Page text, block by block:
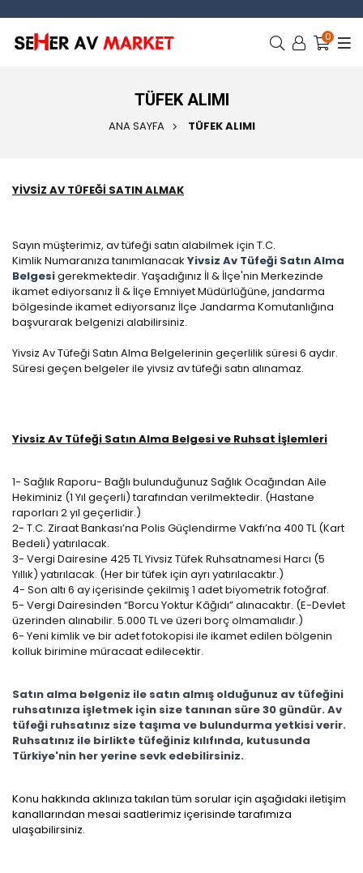
0
TÜFEK ALIMI
ANA SAYFA TÜFEK ALIMI
YİVSİZ AV TÜFEĞİ SATIN ALMAK
Sayın müşterimiz, av tüfeği satın alabilmek için T.C.
Kimlik Numaranıza tanımlanacak Yivsiz Av Tüfeği Satın Alma
Belgesigerekmektedir. Yaşadığınız İl & İlçe'nin Merkezinde
ikamet ediyorsanız İl & İlçe Emniyet Müdürlüğüne, jandarma
bölgesinde ikamet ediyorsanız İlçe Jandarma Komutanlığına
başvurarak belgenizi alabilirsiniz.
Yivsiz Av Tüfeği Satın Alma Belgelerinin geçerlilik süresi 6 aydır.
Süresi geçen belgeler ile yivsiz av tüfeği satın alınamaz.
Yivsiz Av Tüfeği Satın Alma Belgesi ve Ruhsat İşlemleri
1- Sağlık Raporu- Bağlı bulunduğunuz Sağlık Ocağından Aile
Hekiminiz (1 Yıl geçerli) tarafından verilmektedir. (Hastane
raporları 2 yıl geçerlidir.)
2- T.C. Ziraat Bankası’na Polis Güçlendirme Vakfı’na 400 TL (Kart
Bedeli) yatırılacak.
3- Vergi Dairesine 425 TL Yivsiz Tüfek Ruhsatnamesi Harcı (5
Yıllık) yatırılacak. (Her bir tüfek için ayrı yatırılacaktır.)
4- Son altı 6 ay içerisinde çekilmiş 1 adet biyometrik fotoğraf.
5- Vergi Dairesinden “Borcu Yoktur Kâğıdı” alınacaktır. (E-Devlet
üzerinden alınabilir. 5.000 TL ve üzeri borç olmamalıdır.)
6- Yeni kimlik ve bir adet fotokopisi ile ikamet edilen bölgenin
kolluk birimine müracaat edilecektir.
Satın alma belgeniz ile satın almış olduğunuz av tüfeğini
ruhsatınıza işletmek için size tanınan süre 30 gündür. Av
tüfeği ruhsatınız size taşıma ve bulundurma yetkisi verir.
Ruhsatınız ile birlikte tüfeğiniz kılıfında, kutusunda
Türkiye'nin her yerine sevk edebilirsiniz.
Konu hakkında aklınıza takılan tüm sorular için aşağıdaki iletişim
kanallarından mesai saatlerimiz içerisinde tarafımıza
ulaşabilirsiniz.